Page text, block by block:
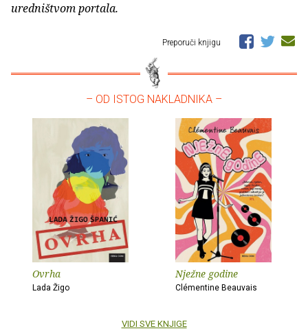
uredništvom portala.
Preporuči knjigu
– OD ISTOG NAKLADNIKA –
Ovrha
Lada Žigo
Nježne godine
Clémentine Beauvais
VIDI SVE KNJIGE